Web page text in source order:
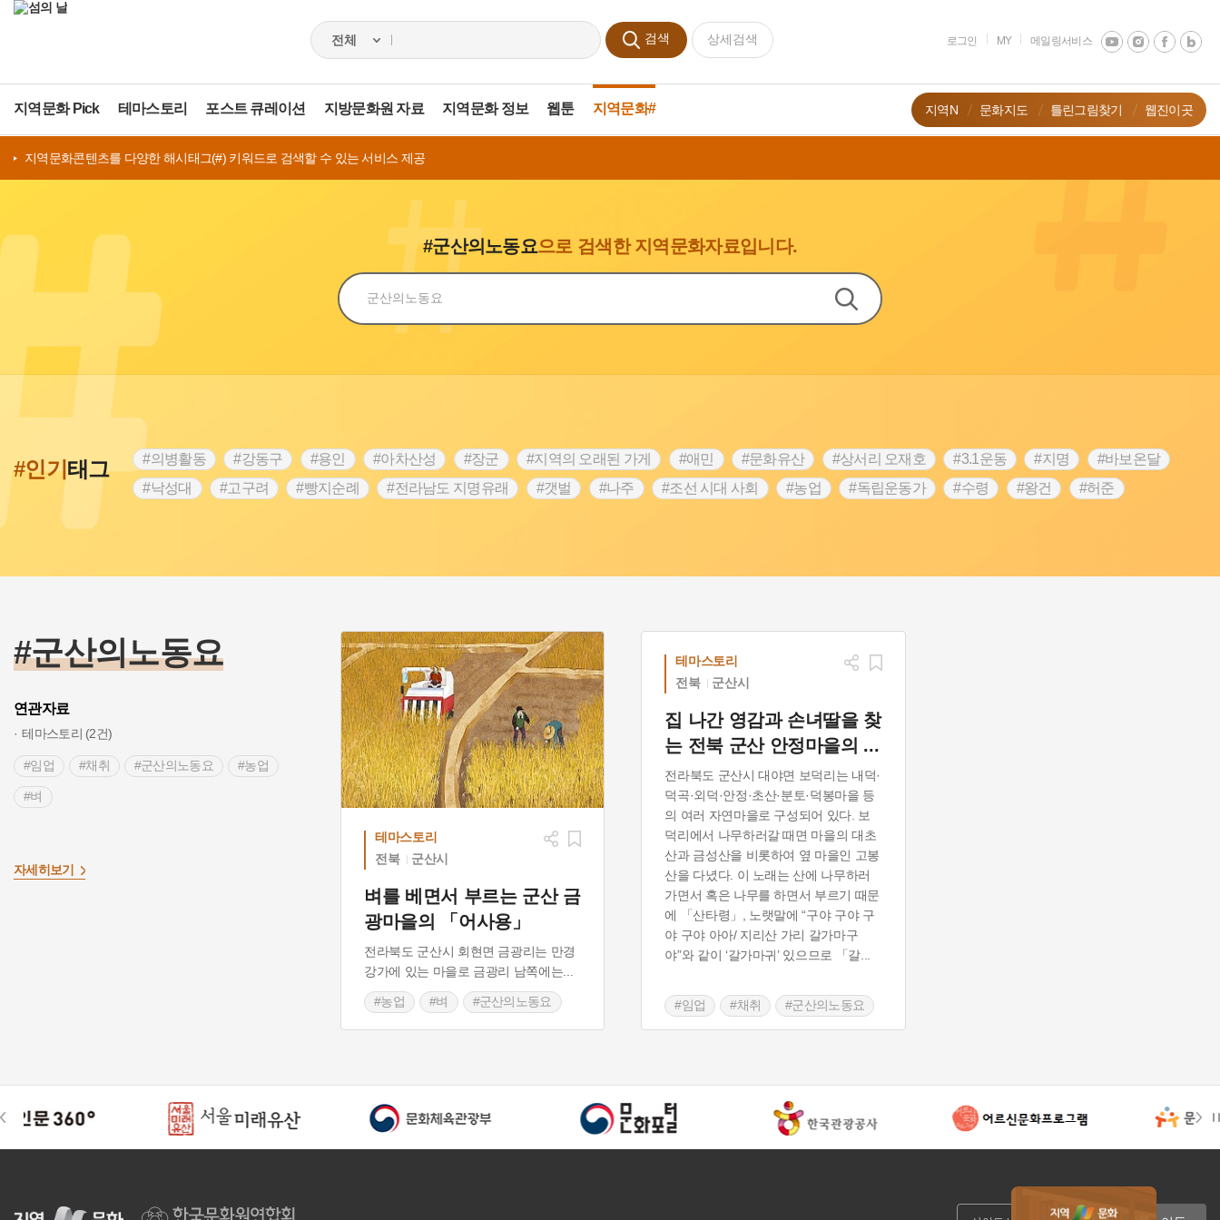
검색 상세검색 로그인 MY 메일링서비스
지역문화 Pick 테마스토리 포스트 큐레이션 지방문화원 자료 지역문화 정보 웹툰 지역문화# 지역N 문화지도 틀린그림찾기 웹진이곳
지역문화콘텐츠를 다양한 해시태그(#) 키워드로 검색할 수 있는 서비스 제공
#군산의노동요으로 검색한 지역문화자료입니다.
검색
#인기태그 #의병활동 #강동구 #용인 #아차산성 #장군 #지역의 오래된 가게 #애민 #문화유산 #상서리 오재호 #3.1운동 #지명
#바보온달
#낙성대
#고구려 #빵지순례 #전라남도 지명유래 #갯벌 #나주 #조선 시대 사회 #농업 #독립운동가 #수령 #왕건
#허준
#블루리본
#전설 #조선시대 문신 #여성 독립운동가 #지역의 설화 #성곽 #어린이역사콘텐츠 #내시 #내성 #먼우금
#징채
#한의학 #동화 #임시의정원 #황해도 #산성 #박물관 #공예품 #영산포
#군산의노동요
연관자료
테마스토리 (2건)
#임업 #채취 #군산의노동요 #농업
#벼
자세히보기
테마스토리
전북
군산시
벼를 베면서 부르는 군산 금
광마을의 「어사용」
전라북도 군산시 회현면 금광리는 만경
강가에 있는 마을로 금광리 남쪽에는
#농업 #벼 #군산의노동요
테마스토리
전북
군산시
집 나간 영감과 손녀딸을 찾
는 전북 군산 안정마을의 ...
전라북도 군산시 대야면 보덕리는 내덕·
덕곡·외덕·안정·초산·분토·덕봉마을 등
의 여러 자연마을로 구성되어 있다. 보
덕리에서 나무하러갈 때면 마을의 대초
산과 금성산을 비롯하여 옆 마을인 고봉
산을 다녔다. 이 노래는 산에 나무하러
가면서 혹은 나무를 하면서 부르기 때문
에 「산타령」, 노랫말에 “구야 구야 구
야 구야 아아/ 지리산 가리 갈가마구
야”와 같이 ‘갈가마귀’ 있으므로 「갈...
#임업 #채취 #군산의노동요